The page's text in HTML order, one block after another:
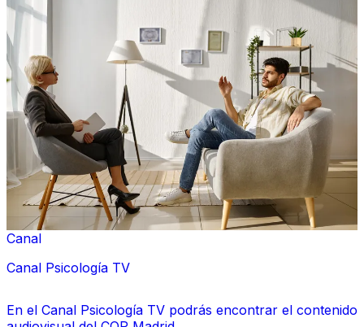
Canal
Canal Psicología TV
En el Canal Psicología TV podrás encontrar el contenido